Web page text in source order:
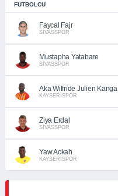
FUTBOLCU
Faycal Fajr
SİVASSPOR
Mustapha Yatabare
SİVASSPOR
Aka Wilfride Julien Kanga
KAYSERİSPOR
Ziya Erdal
SİVASSPOR
Yaw Ackah
KAYSERİSPOR